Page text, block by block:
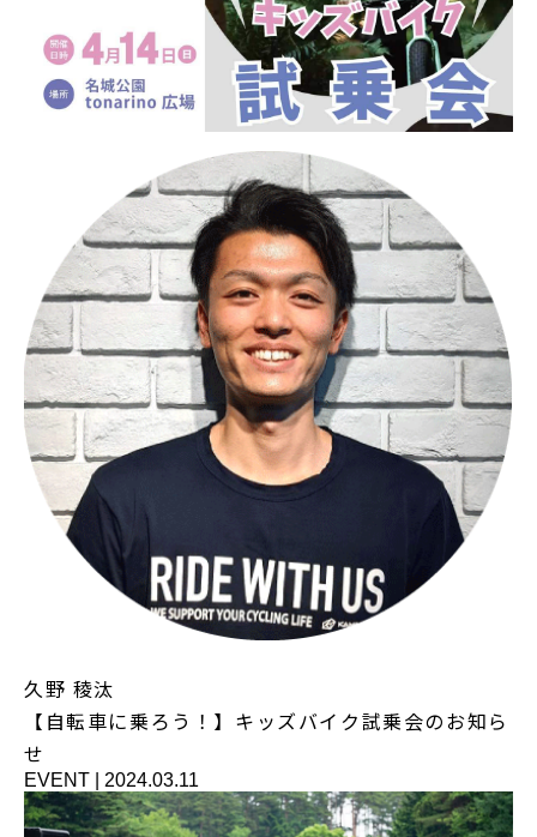
久野 稜汰
【自転車に乗ろう！】キッズバイク試乗会のお知ら
せ
EVENT 2024.03.11